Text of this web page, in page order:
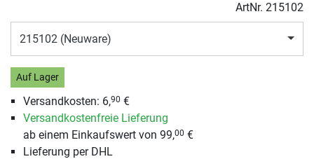
ArtNr. 215102
215102 (Neuware)
Auf Lager
Versandkosten: 6,90 €
Versandkostenfreie Lieferung
ab einem Einkaufswert von 99,00 €
Lieferung per DHL